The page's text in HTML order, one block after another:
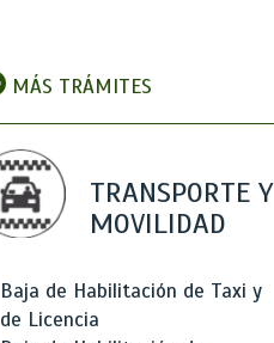
MÁS TRÁMITES
TRANSPORTE Y
MOVILIDAD
Baja de Habilitación de Taxi y
de Licencia